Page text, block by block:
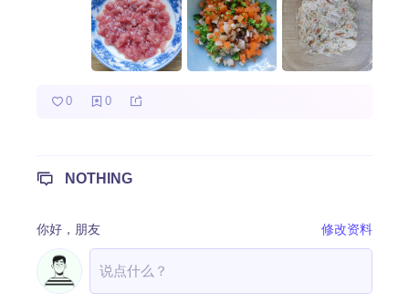
0 0
NOTHING
你好， 朋友 修改资料